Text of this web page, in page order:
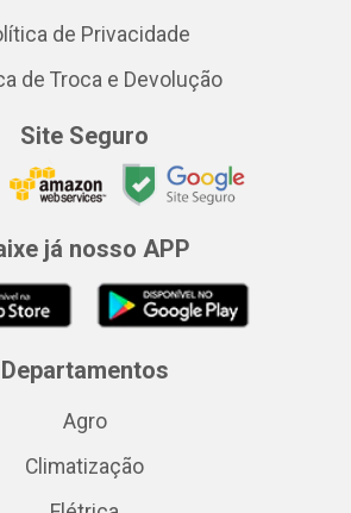
de Privacidade
de Troca e Devolução
Site Seguro
já nosso APP
Departamentos
Agro
Climatização